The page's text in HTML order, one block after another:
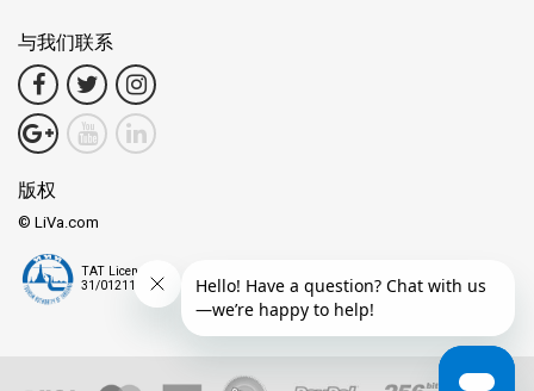
与我们联系
版权
© LiVa.com
TAT License
31/01211